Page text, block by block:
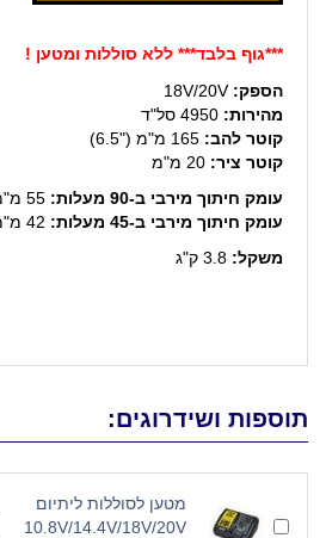
***גוף בלבד*** ללא סוללות ומטען !
הספק:18V/20V
מהירות: 4950 סל"ד
קוטר להב: 165 מ"מ ("6.5)
קוטר ציר: 20 מ"מ
עומק חיתוך מירבי ב-90 מעלות:
55 מ"מ
עומק חיתוך מירבי ב-45 מעלות:
42 מ"מ
משקל: 3.8 ק"ג
תוספות ושידרוגים:
מטען לסוללות ליתיום
10.8V/14.4V/18V/20V